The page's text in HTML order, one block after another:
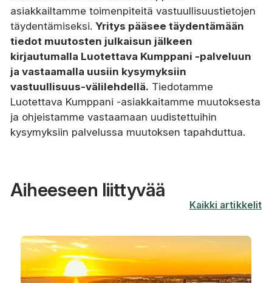
asiakkailtamme toimenpiteitä vastuullisuustietojen
täydentämiseksi. Yritys pääsee täydentämään
tiedot muutosten julkaisun jälkeen
kirjautumalla Luotettava Kumppani -palveluun
ja vastaamalla uusiin kysymyksiin
vastuullisuus-välilehdellä. Tiedotamme
Luotettava Kumppani -asiakkaitamme muutoksesta
ja ohjeistamme vastaamaan uudistettuihin
kysymyksiin palvelussa muutoksen tapahduttua.
Aiheeseen liittyvää
Kaikki artikkelit